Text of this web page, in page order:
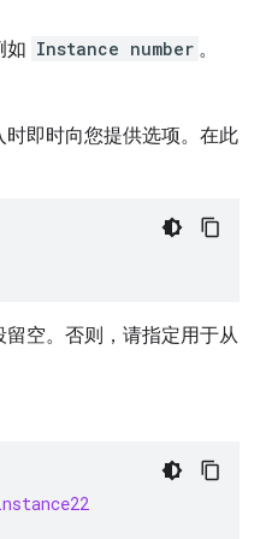
如 Instance number 。
即时向您提供选项。在此
留空。否则，请指定用于从